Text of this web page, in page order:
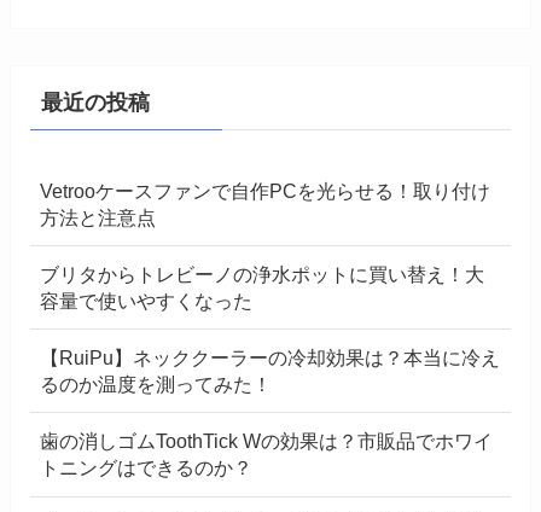
最近の投稿
Vetrooケースファンで自作PCを光らせる！取り付け
方法と注意点
ブリタからトレビーノの浄水ポットに買い替え！大
容量で使いやすくなった
【RuiPu】ネッククーラーの冷却効果は？本当に冷え
るのか温度を測ってみた！
歯の消しゴムToothTick Wの効果は？市販品でホワイ
トニングはできるのか？